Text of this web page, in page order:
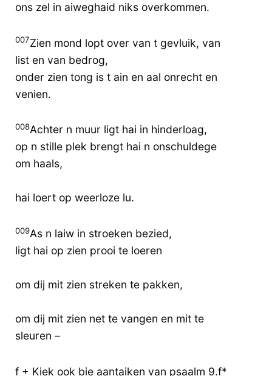
ons zel in aiweghaid niks overkommen.
007Zien mond lopt over van t gevluik, van
list en van bedrog,
onder zien tong is t ain en aal onrecht en
venien.
008Achter n muur ligt hai in hinderloag,
op n stille plek brengt hai n onschuldege
om haals,
hai loert op weerloze lu.
009As n laiw in stroeken bezied,
ligt hai op zien prooi te loeren
om dij mit zien streken te pakken,
om dij mit zien net te vangen en mit te
sleuren –
f + Kiek ook bie aantaiken van psaalm 9.f*